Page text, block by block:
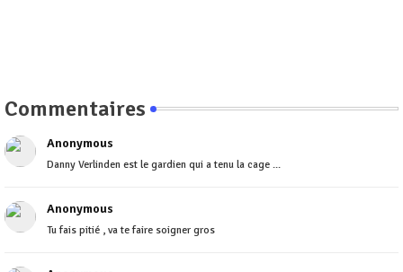
Commentaires
Anonymous
Danny Verlinden est le gardien qui a tenu la cage ...
Anonymous
Tu fais pitié , va te faire soigner gros